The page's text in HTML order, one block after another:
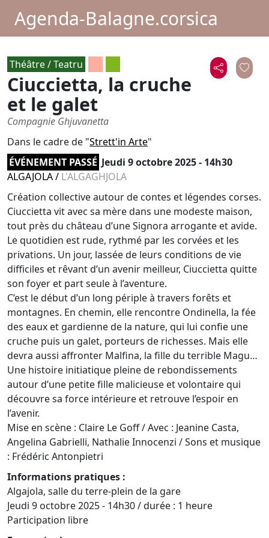
Agenda-Balagne.corsica
Théâtre / Teatru
Ciuccietta, la cruche
et le galet
Compagnie Ghjuvanetta
Dans le cadre de "Strett'in Arte"
ÉVÉNEMENT PASSÉ Jeudi 9 octobre 2025 - 14h30
ALGAJOLA/ L'ALGAGHJOLA
Création collective autour de contes et légendes corses.
Ciuccietta vit avec sa mère dans une modeste maison,
tout près du château d’une Signora arrogante et avide.
Le quotidien est rude, rythmé par les corvées et les
privations. Un jour, lassée de leurs conditions de vie
difficiles et rêvant d’un avenir meilleur, Ciuccietta quitte
son foyer et part seule à l’aventure.
C’est le début d’un long périple à travers forêts et
montagnes. En chemin, elle rencontre Ondinella, la fée
des eaux et gardienne de la nature, qui lui confie une
cruche puis un galet, porteurs de richesses. Mais elle
devra aussi affronter Malfina, la fille du terrible Magu…
Une histoire initiatique pleine de rebondissements
autour d’une petite fille malicieuse et volontaire qui
découvre sa force intérieure et retrouve l’espoir en
l’avenir.
Mise en scène : Claire Le Goff / Avec : Jeanine Casta,
Angelina Gabrielli, Nathalie Innocenzi / Sons et musique
: Frédéric Antonpietri
Informations pratiques :
Algajola, salle du terre-plein de la gare
Jeudi 9 octobre 2025 - 14h30 / durée : 1 heure
Participation libre